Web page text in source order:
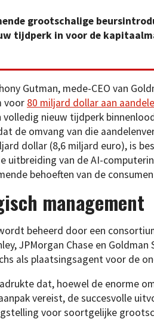
grootschalige
tijdperk in voor de
Gutman, mede-CEO van
voor 80 miljard dollar aan
volledig nieuw tijdperk
de omvang van die
dollar (8,6 miljard euro), is
uitbreiding van de AI-
behoeften van de
management
beheerd door een
JPMorgan Chase en
als plaatsingsagent voor de
dat, hoewel de enorme
vereist, de succesvolle
voor soortgelijke